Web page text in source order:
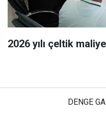
2026 yılı çeltik
DENGE